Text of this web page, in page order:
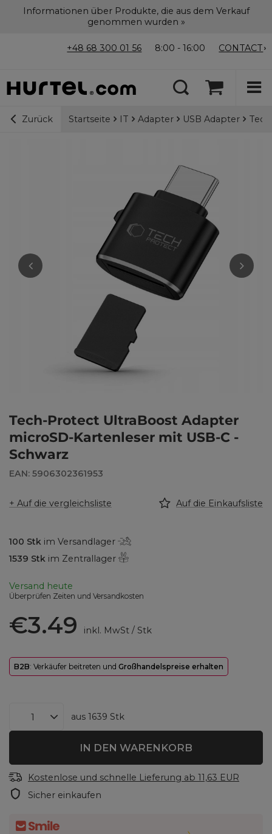
Informationen über Produkte, die aus dem Verkauf
genommen wurden »
+48 68 300 01 56 8:00 - 16:00 CONTACT
Zurück Startseite IT Adapter USB Adapter
Tech-Protect UltraBoost Adapter
microSD-Kartenleser mit USB-C -
Schwarz
EAN: 5906302361953
+ Auf die vergleichsliste Auf die Einkaufsliste
100 Stk im Versandlager
1539 Stk im Zentrallager
Versand heute
Überprüfen Zeiten und Versandkosten
€3.49 inkl. MwSt/ Stk
B2B: Verkäufer beitreten und Großhandelspreise erhalten
aus 1639 Stk
IN DEN WARENKORB
Kostenlose und schnelle Lieferung ab 11,63 EUR
Sicher einkaufen